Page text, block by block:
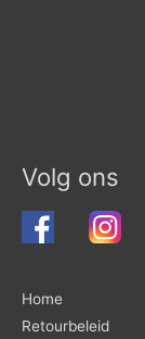
Volg ons
Home
Retourbeleid